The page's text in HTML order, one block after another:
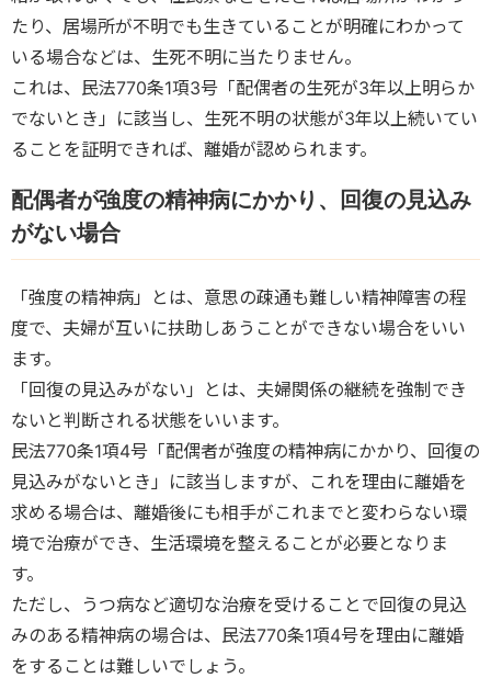
たり、居場所が不明でも生きていることが明確にわかって
いる場合などは、生死不明に当たりません。
これは、民法770条1項3号「配偶者の生死が3年以上明らか
でないとき」に該当し、生死不明の状態が3年以上続いてい
ることを証明できれば、離婚が認められます。
配偶者が強度の精神病にかかり、回復の見込み
がない場合
「強度の精神病」とは、意思の疎通も難しい精神障害の程
度で、夫婦が互いに扶助しあうことができない場合をいい
ます。
「回復の見込みがない」とは、夫婦関係の継続を強制でき
ないと判断される状態をいいます。
民法770条1項4号「配偶者が強度の精神病にかかり、回復の
見込みがないとき」に該当しますが、これを理由に離婚を
求める場合は、離婚後にも相手がこれまでと変わらない環
境で治療ができ、生活環境を整えることが必要となりま
す。
ただし、うつ病など適切な治療を受けることで回復の見込
みのある精神病の場合は、民法770条1項4号を理由に離婚
をすることは難しいでしょう。